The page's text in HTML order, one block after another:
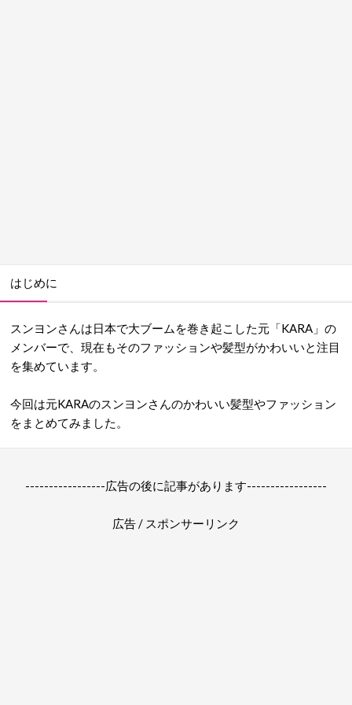
はじめに
スンヨンさんは日本で大ブームを巻き起こした元「KARA」の
メンバーで、現在もそのファッションや髪型がかわいいと注目
を集めています。
今回は元KARAのスンヨンさんのかわいい髪型やファッション
をまとめてみました。
-----------------広告の後に記事があります-----------------
広告 / スポンサーリンク